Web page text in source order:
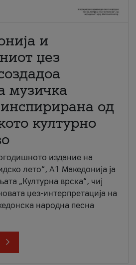
и
џез
музичка
од
културно
издание на
лето“, А1 Македонија ја
„Културна врска“, чиј
џез-интерпретација на
народна песна